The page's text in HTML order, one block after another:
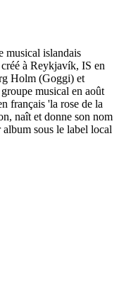
musical islandais
à Reykjavík, IS en
Holm (Goggi) et
musical en août
français 'la rose de la
naît et donne son nom
sous le label local